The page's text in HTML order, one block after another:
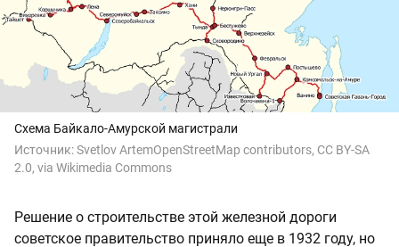
Схема Байкало-Амурской магистрали
Источник:Svetlov ArtemOpenStreetMap contributors, CC BY-SA
2.0, via Wikimedia Commons
Решение о строительстве этой железной дороги
советское правительство приняло еще в 1932 году, но